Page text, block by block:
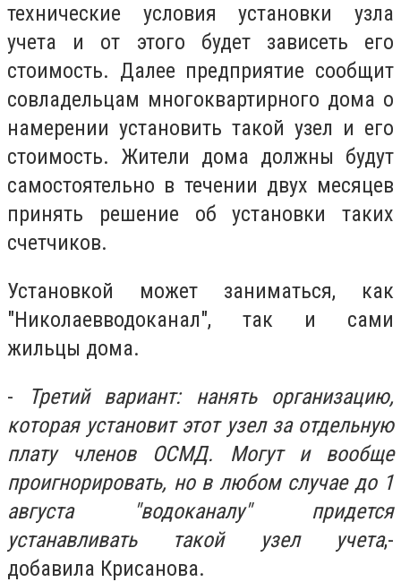
технические условия установки узла
учета и от этого будет зависеть его
стоимость. Далее предприятие сообщит
совладельцам многоквартирного дома о
намерении установить такой узел и его
стоимость. Жители дома должны будут
самостоятельно в течении двух месяцев
принять решение об установки таких
счетчиков.
Установкой может заниматься, как
"Николаевводоканал", так и сами
жильцы дома.
-
Третий вариант: нанять организацию,
которая установит этот узел за отдельную
плату членов ОСМД. Могут и вообще
проигнорировать, но в любом случае до 1
августа "водоканалу" придется
устанавливать такой узел учета,-
добавила Крисанова.